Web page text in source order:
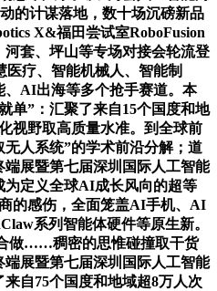
的计谋落地，数十场沉磅新品
X&福田尝试室RoboFusion
套、坪山等专场对接会轮流登
疗、智能机械人、智能制
AI出海等多个抢手赛道。本
单”：汇聚了来自15个国度和地
视野取高质量水准。到全球前
人系统”的学术前沿分解；道
展暨第七届深圳国际人工智能
为定义全球AI成长风向的超等
的感伤，全面笼盖AI手机、AI
系列智能体硬件等原生新。
做……稠密的思惟碰撞取干货
端展暨第七届深圳国际人工智能
自75个国度和地域超8万人次